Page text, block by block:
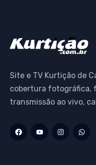
Site e TV Kurtição de
cobertura fotográfica,
transmissão ao vivo,